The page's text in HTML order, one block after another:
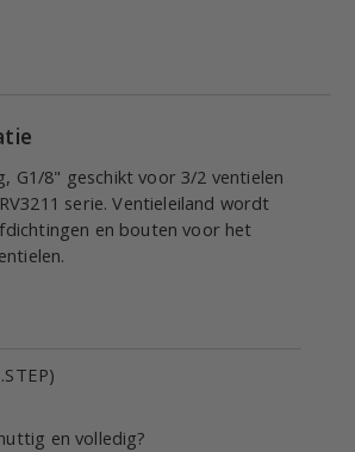
G1/8" geschikt voor 3/2 ventielen
serie. Ventieleiland wordt
en bouten voor het
en volledig?